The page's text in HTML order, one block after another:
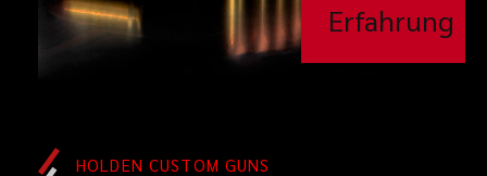
Erfahrung
HOLDEN CUSTOM GUNS